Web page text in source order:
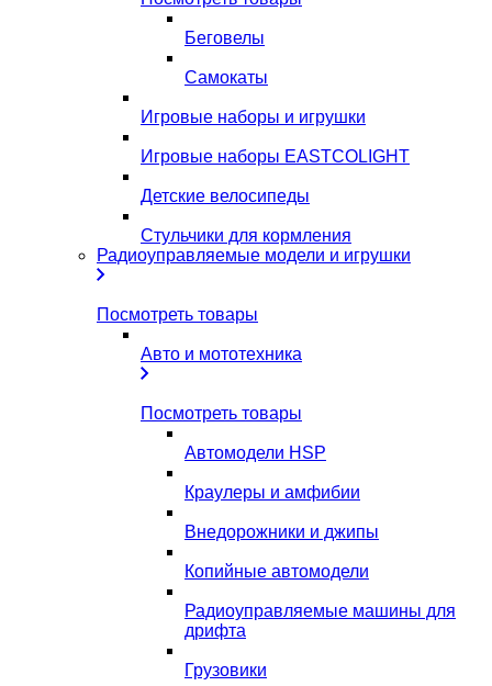
Беговелы
Самокаты
Игровые наборы и игрушки
Игровые наборы EASTCOLIGHT
Детские велосипеды
Стульчики для кормления
Радиоуправляемые модели и игрушки
Посмотреть товары
Авто и мототехника
Посмотреть товары
Автомодели HSP
Краулеры и амфибии
Внедорожники и джипы
Копийные автомодели
Радиоуправляемые машины для
дрифта
Грузовики